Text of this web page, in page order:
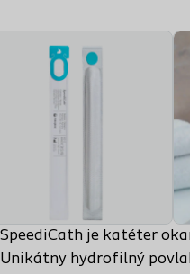
SpeediCath je katéter
Unikátny hydrofilný